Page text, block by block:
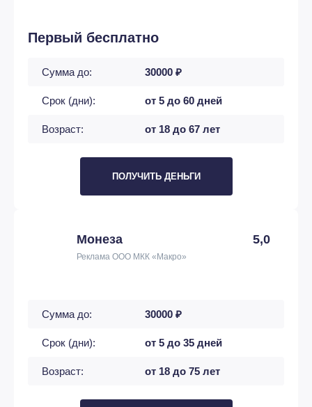
Первый бесплатно
Сумма до: 30000 ₽
Срок (дни): от 5 до 60 дней
Возраст: от 18 до 67 лет
ПОЛУЧИТЬ ДЕНЬГИ
Монеза 5,0
Реклама ООО МКК «Макро»
Сумма до: 30000 ₽
Срок (дни): от 5 до 35 дней
Возраст: от 18 до 75 лет